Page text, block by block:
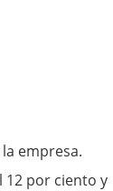
empresa.
12 por ciento y